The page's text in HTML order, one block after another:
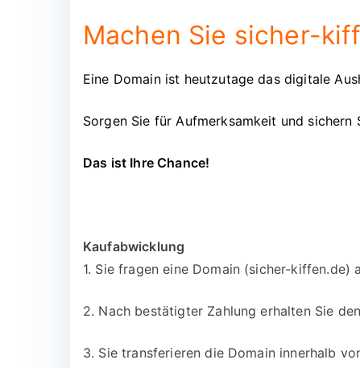
Machen Sie sicher-
Eine Domain ist heutzutage das digitale
Sorgen Sie für Aufmerksamkeit und
Das ist Ihre Chance!
Kaufabwicklung
1. Sie fragen eine Domain (sicher-
2. Nach bestätigter Zahlung erhalten Sie
3. Sie transferieren die Domain innerhalb